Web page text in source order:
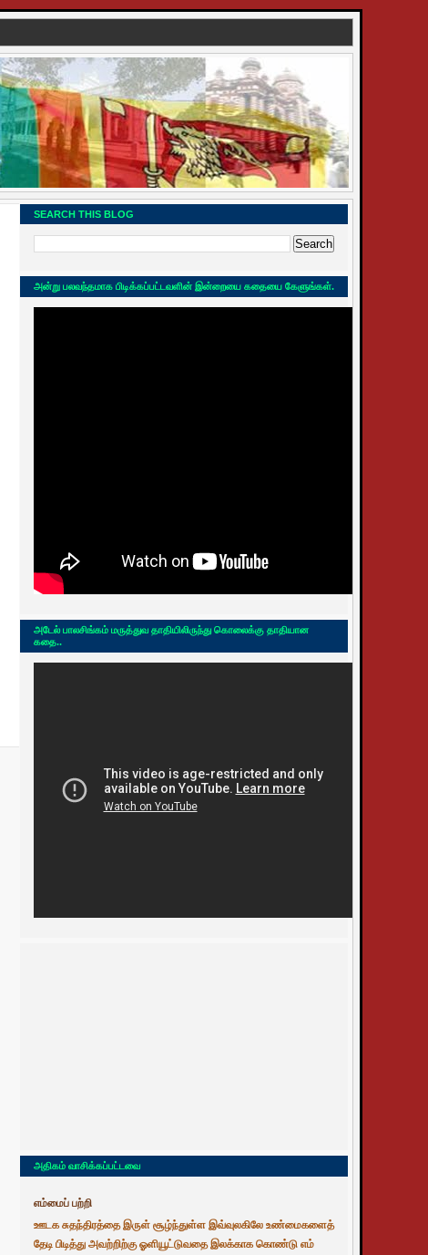
SEARCH THIS BLOG
அன்று பலவந்தமாக பிடிக்கப்பட்டவளின் இன்றையை கதையை கேளுங்கள்.
அடேல் பாலசிங்கம் மருத்துவ தாதியிலிருந்து கொலைக்கு தாதியான
கதை..
அதிகம் வாசிக்கப்பட்டவை
எம்மைப் பற்றி
ஊடக சுதந்திரத்தை இருள் சூழ்ந்துள்ள இவ்வுலகிலே உண்மைகளைத்
தேடி பிடித்து அவற்றிற்கு ஓளியூட்டுவதை இலக்காக கொண்டு எம்